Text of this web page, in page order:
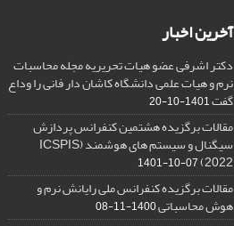
آخرین اخبار
دکتر اشرفی عضو هیات تحریریه مجله محاسبات
نرم و هیات علمی دانشگاه کاشان دار فانی را وداع
گفت1401-10-20
مقالات برگزیده هشتمین کنفرانس پردازش
سیگنال و سیستم های هوشمند (ICSPIS
2022)
1401-10-07
مقالات برگزیده کنفرانس ملی رایانش نرم و
هوش محاسباتی1400-11-08